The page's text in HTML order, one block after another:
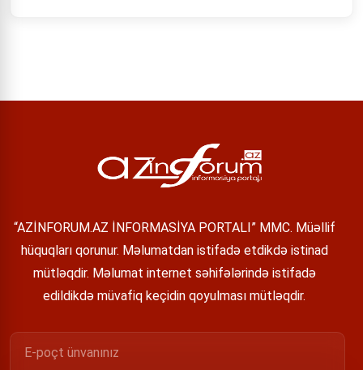
“AZİNFORUM.AZ İNFORMASİYA PORTALI” MMC. Müəllif
hüquqları qorunur. Məlumatdan istifadə etdikdə istinad
mütləqdir. Məlumat internet səhifələrində istifadə
edildikdə müvafiq keçidin qoyulması mütləqdir.